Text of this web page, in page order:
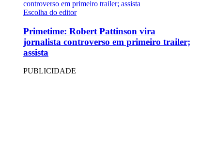
Escolha do editor
Primetime: Robert Pattinson vira
jornalista controverso em primeiro trailer;
assista
PUBLICIDADE